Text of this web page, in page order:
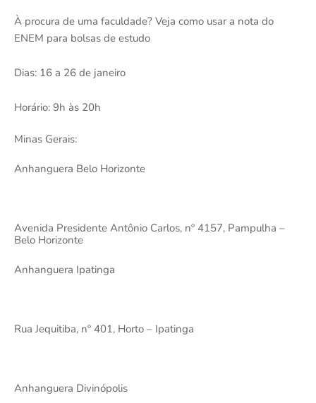
À procura de uma faculdade? Veja como usar a nota do
ENEM para bolsas de estudo
Dias: 16 a 26 de janeiro
Horário: 9h às 20h
Minas Gerais:
Anhanguera Belo Horizonte
Avenida Presidente Antônio Carlos, nº 4157, Pampulha –
Belo Horizonte
Anhanguera Ipatinga
Rua Jequitiba, nº 401, Horto – Ipatinga
Anhanguera Divinópolis